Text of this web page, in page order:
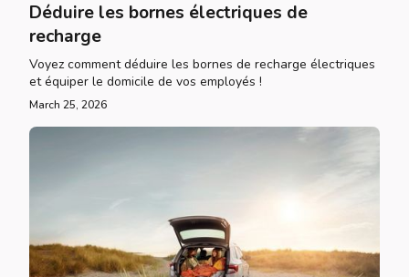
Déduire les bornes électriques de
recharge
Voyez comment déduire les bornes de recharge électriques
et équiper le domicile de vos employés !
March 25, 2026